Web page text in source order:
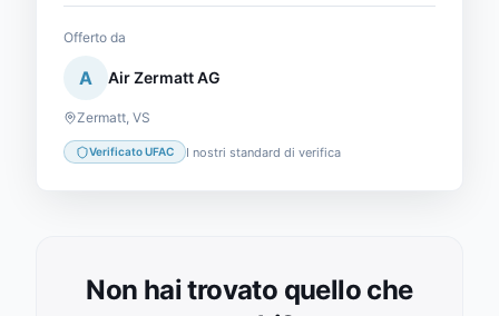
Offerto da
A Air Zermatt AG
Zermatt, VS
Verificato UFAC I nostri standard di verifica
Non hai trovato quello che